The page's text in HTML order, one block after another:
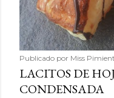
Publicado por Miss
LACITOS DE
CONDENSADA